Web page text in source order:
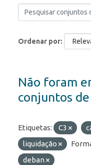
Ordenar por
Não foram
conjuntos
Etiquetas: C3
liquidação
deban